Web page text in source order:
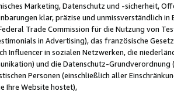
Marketing, Datenschutz und -sicherheit,
klar, präzise und unmissverständlich
Trade Commission für die Nutzung von
in Advertising), das französische
Influencer in sozialen Netzwerken, die
und die Datenschutz-
Personen (einschließlich aller
Ihre Website hostet),